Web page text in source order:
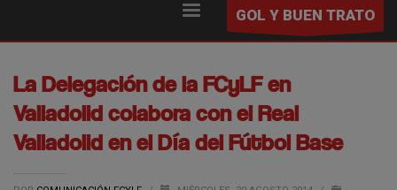
GOL Y BUEN TRATO
La Delegación de la FCyLF en
Valladolid colabora con el Real
Valladolid en el Día del Fútbol Base